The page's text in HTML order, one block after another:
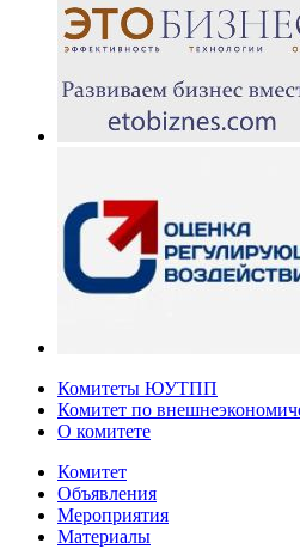
Комитеты ЮУТПП
Комитет по
О комитете
Комитет
Объявления
Мероприятия
Материалы